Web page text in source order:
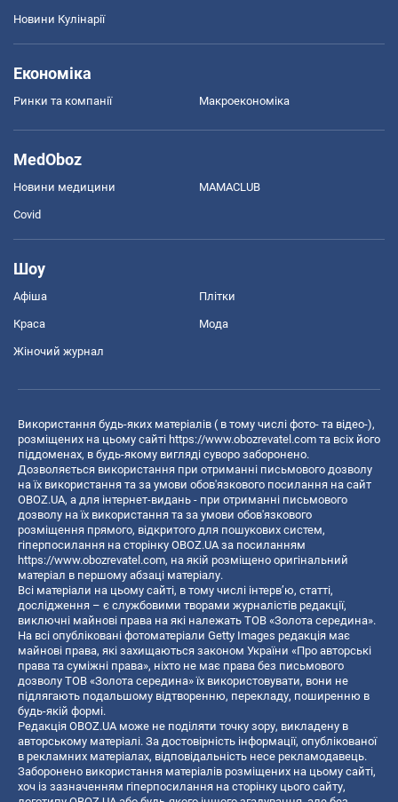
Новини Кулінарії
Економіка
Ринки та компанії Макроекономіка
MedOboz
Новини медицини MAMACLUB
Covid
Шоу
Афіша Плітки
Краса Мода
Жіночий журнал
Використання будь-яких матеріалів ( в тому числі фото- та відео-),
розміщених на цьому сайті https://www.obozrevatel.com та всіх його
піддоменах, в будь-якому вигляді суворо заборонено.
Дозволяється використання при отриманні письмового дозволу
на їх використання та за умови обов'язкового посилання на сайт
OBOZ.UA, а для інтернет-видань - при отриманні письмового
дозволу на їх використання та за умови обов'язкового
розміщення прямого, відкритого для пошукових систем,
гіперпосилання на сторінку OBOZ.UA за посиланням
https://www.obozrevatel.com, на якій розміщено оригінальний
матеріал в першому абзаці матеріалу.
Всі матеріали на цьому сайті, в тому числі інтерв’ю, статті,
дослідження – є службовими творами журналістів редакції,
виключні майнові права на які належать ТОВ «Золота середина».
На всі опубліковані фотоматеріали Getty Images редакція має
майнові права, які захищаються законом України «Про авторські
права та суміжні права», ніхто не має права без письмового
дозволу ТОВ «Золота середина» їх використовувати, вони не
підлягають подальшому відтворенню, перекладу, поширенню в
будь-якій формі.
Редакція OBOZ.UA може не поділяти точку зору, викладену в
авторському матеріалі. За достовірність інформації, опублікованої
в рекламних матеріалах, відповідальність несе рекламодавець.
Заборонено використання матеріалів розміщених на цьому сайті,
хоч із зазначенням гіперпосилання на сторінку цього сайту,